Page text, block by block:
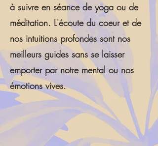
à suivre en séance de yoga ou de
méditation. L'écoute du coeur et de
nos intuitions profondes sont nos
meilleurs guides sans se laisser
emporter par notre mental ou nos
émotions vives.